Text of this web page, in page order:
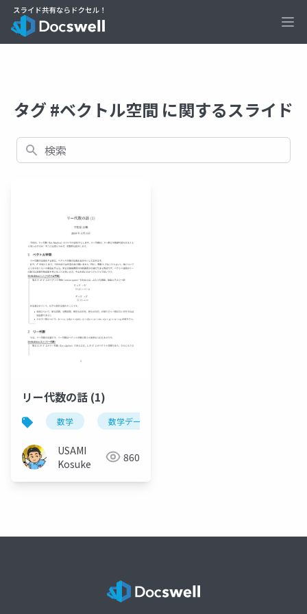
タグ #ベクトル空間 に関するスライド
検索
リー代数の話 (1)
数学 数学デー
USAMI
Kosuke
860